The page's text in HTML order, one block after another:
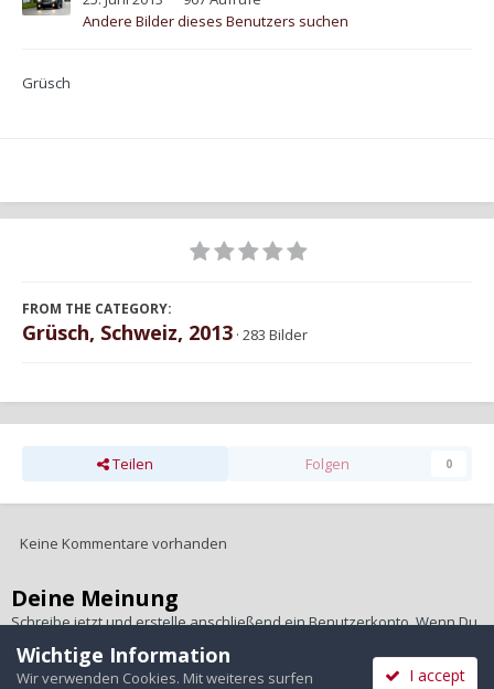
Andere Bilder dieses Benutzers suchen
Grüsch
FROM THE CATEGORY:
Grüsch, Schweiz, 2013 · 283 Bilder
Teilen Folgen 0
Keine Kommentare vorhanden
Deine Meinung
Schreibe jetzt und erstelle anschließend ein Benutzerkonto. Wenn Du
ein Benutzerkonto hast,
melde Dich bitte an
Benutzernamen zu schreiben.
Wichtige Information
Wir verwenden Cookies. Mit weiteres surfen I accept